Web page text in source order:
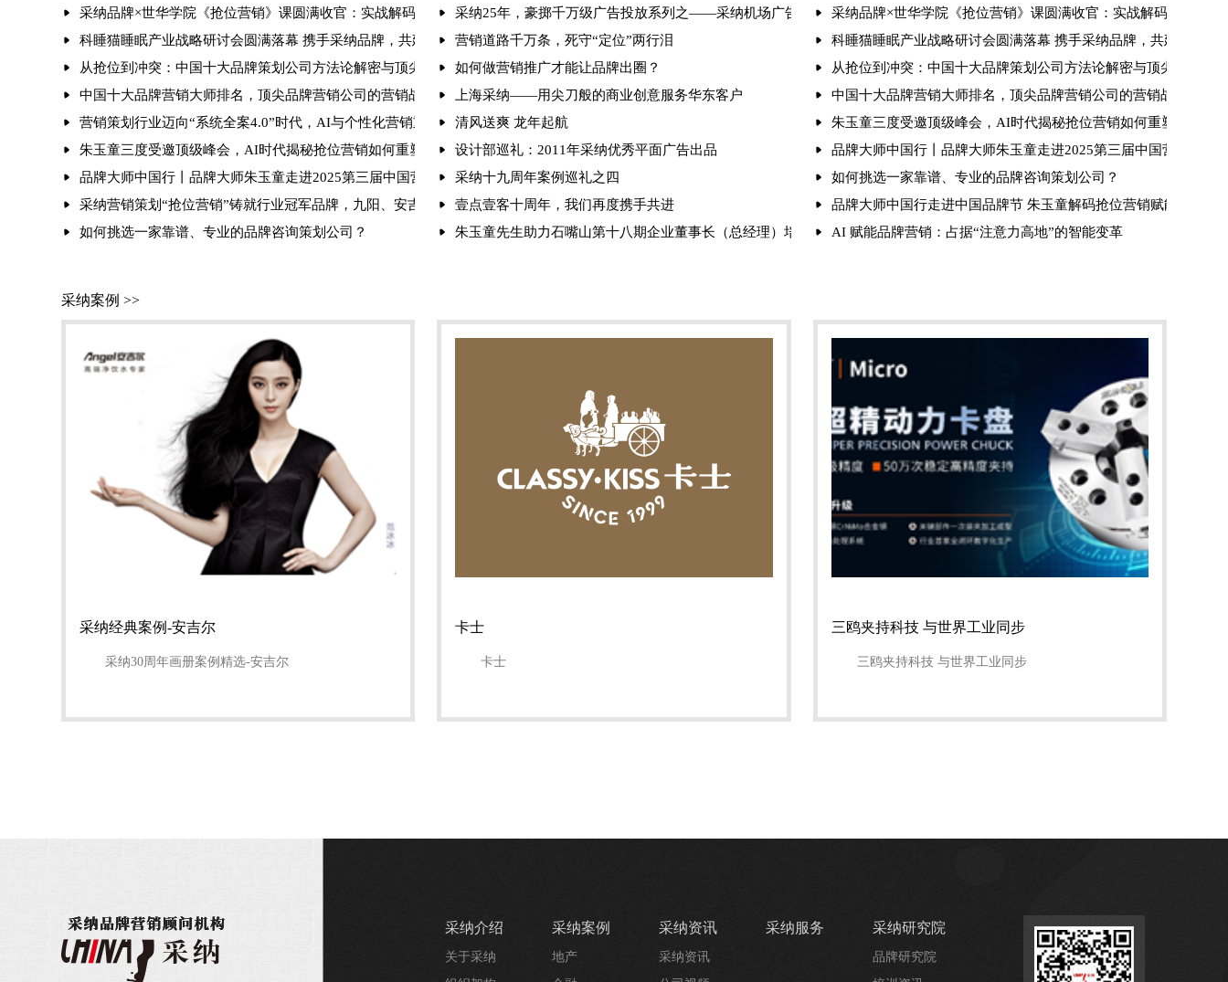
采纳品牌×世华学院《抢位营销》课圆满收官：实战解码引爆现场 锁定存量时代增长破局路径
科睡猫睡眠产业战略研讨会圆满落幕 携手采纳品牌，共建健康产业新生态
从抢位到冲突：中国十大品牌策划公司方法论解密与顶尖品牌策划公司排名
中国十大品牌营销大师排名，顶尖品牌营销公司的营销战法解析
营销策划行业迈向“系统全案4.0”时代，AI与个性化营销重塑竞争格局
朱玉童三度受邀顶级峰会，AI时代揭秘抢位营销如何重塑行业格局
品牌大师中国行丨品牌大师朱玉童走进2025第三届中国营销赋能大会，破解品牌增长之道
采纳营销策划“抢位营销”铸就行业冠军品牌，九阳、安吉尔、白象的成功密码
如何挑选一家靠谱、专业的品牌咨询策划公司？
采纳25年，豪掷千万级广告投放系列之——采纳机场广告篇
营销道路千万条，死守“定位”两行泪
如何做营销推广才能让品牌出圈？
上海采纳——用尖刀般的商业创意服务华东客户
清风送爽 龙年起航
设计部巡礼：2011年采纳优秀平面广告出品
采纳十九周年案例巡礼之四
壹点壹客十周年，我们再度携手共进
朱玉童先生助力石嘴山第十八期企业董事长（总经理）培训班圆满成功
采纳品牌×世华学院《抢位营销》课圆满收官：实战解码引爆现
科睡猫睡眠产业战略研讨会圆满落幕 携手采纳品牌，共建健康产
从抢位到冲突：中国十大品牌策划公司方法论解密与顶尖品牌策
中国十大品牌营销大师排名，顶尖品牌营销公司的营销战法解析
朱玉童三度受邀顶级峰会，AI时代揭秘抢位营销如何重塑行业格
品牌大师中国行丨品牌大师朱玉童走进2025第三届中国营销赋能
如何挑选一家靠谱、专业的品牌咨询策划公司？
品牌大师中国行走进中国品牌节 朱玉童解码抢位营销赋能品牌全
AI 赋能品牌营销：占据“注意力高地”的智能变革
采纳案例 >>
采纳经典案例-安吉尔
采纳30周年画册案例精选-安吉尔
卡士
卡士
三鸥夹持科技 与世界工业同步
三鸥夹持科技 与世界工业同步
采纳介绍
关于采纳
采纳案例
地产
采纳资讯
采纳资讯
采纳服务 采纳研究院
品牌研究院